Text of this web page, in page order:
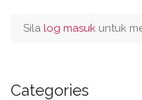
Sila log masuk untuk
Categories